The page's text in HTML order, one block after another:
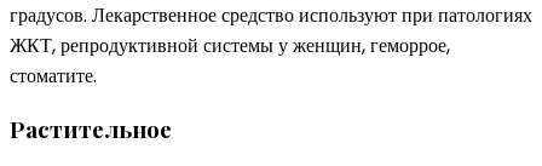
градусов. Лекарственное средство используют при патологиях
ЖКТ, репродуктивной системы у женщин, геморрое,
стоматите.
Растительное